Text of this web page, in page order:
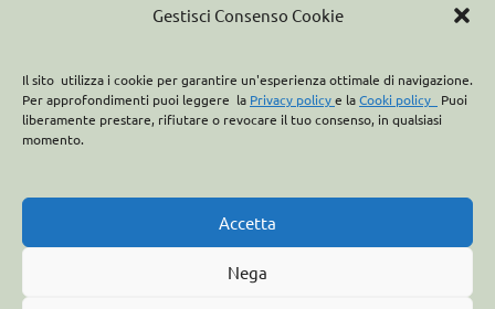
Gestisci Consenso Cookie
Il sito utilizza i cookie per garantire un'esperienza ottimale di navigazione.
Per approfondimenti puoi leggere la Privacy policye laCooki policy
Puoi
liberamente prestare, rifiutare o revocare il tuo consenso, in qualsiasi
momento.
Accetta
Nega
PRESENTATA LA GUIDA GELATERIE
ASSOCIAZIONE ITALIANA GELATIERI:
CASA OPTIMA PARTNER
CONO GELATO